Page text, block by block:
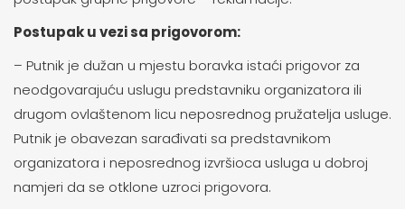
Postupak u vezi sa prigovorom:
– Putnik je dužan u mjestu boravka istaći prigovor za
neodgovarajuću uslugu predstavniku organizatora ili
drugom ovlaštenom licu neposrednog pružatelja usluge.
Putnik je obavezan sarađivati sa predstavnikom
organizatora i neposrednog izvršioca usluga u dobroj
namjeri da se otklone uzroci prigovora.